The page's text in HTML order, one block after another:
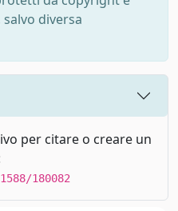
diversa
per citare o creare un
180082